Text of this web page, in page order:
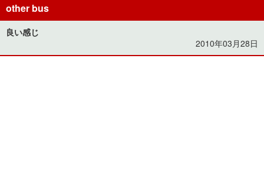
other bus
良い感じ
2010年03月28日